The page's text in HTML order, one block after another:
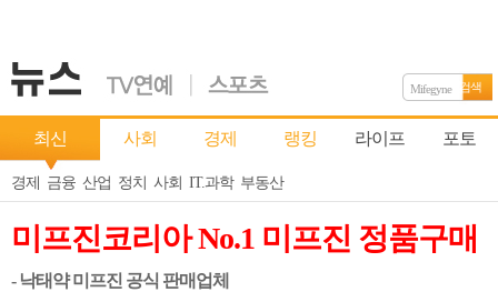
Mifegyne 검색
최신 사회 경제 랭킹 라이프 포토
경제 금융 산업 정치 사회 IT.과학 부동산
미프진코리아 No.1 미프진 정품구매
- 낙태약 미프진 공식 판매업체